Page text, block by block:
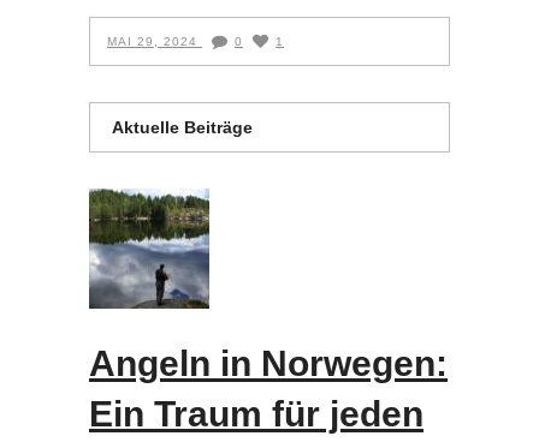
MAI 29, 2024 0 1
Aktuelle Beiträge
Angeln in Norwegen:
Ein Traum für jeden